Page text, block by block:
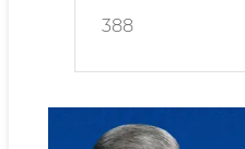
388